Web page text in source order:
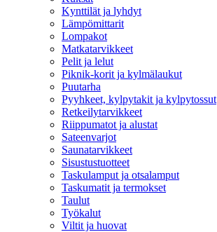
Kynttilät ja lyhdyt
Lämpömittarit
Lompakot
Matkatarvikkeet
Pelit ja lelut
Piknik-korit ja kylmälaukut
Puutarha
Pyyhkeet, kylpytakit ja kylpytossut
Retkeilytarvikkeet
Riippumatot ja alustat
Sateenvarjot
Saunatarvikkeet
Sisustustuotteet
Taskulamput ja otsalamput
Taskumatit ja termokset
Taulut
Työkalut
Viltit ja huovat